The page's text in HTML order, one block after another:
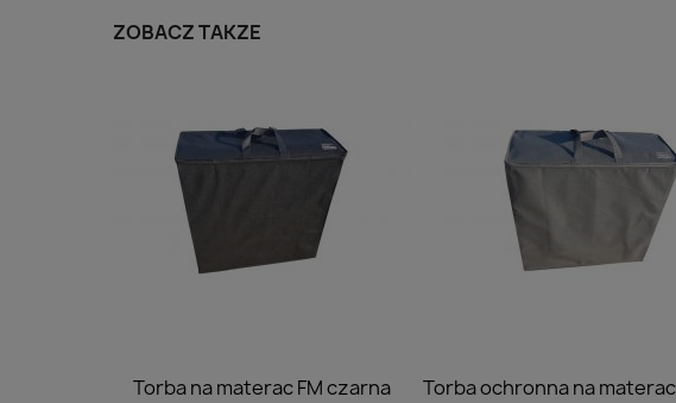
ZOBACZ TAKŻE
Szybki podgląd
Torba na materac FM czarna
Szybki podgląd
Torba ochronna na